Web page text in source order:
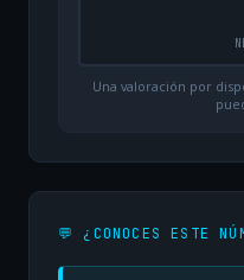
Una valoración por
💬 ¿CONOCES ESTE